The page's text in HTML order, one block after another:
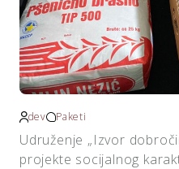
dev Paketi
Udruženje „Izvor
projekte socijalnog